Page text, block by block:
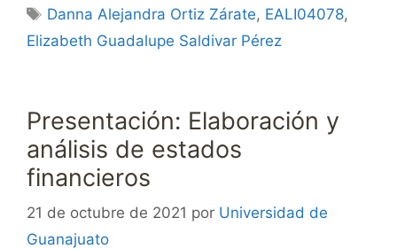
Etiquetas
Danna Alejandra Ortiz Zárate, EALI04078,
Elizabeth Guadalupe Saldivar Pérez
Presentación: Elaboración y
análisis de estados
financieros
21 de octubre de 2021 por Universidad de
Guanajuato